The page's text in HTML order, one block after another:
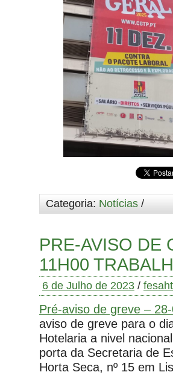
Categoria: Notícias /
PRE-AVISO DE
11H00
6 de Julho de 2023 / fesaht
Pré-aviso de greve –
aviso de greve para o
Hotelaria a nivel
porta da Secretaria de
Horta Seca, nº 15 em